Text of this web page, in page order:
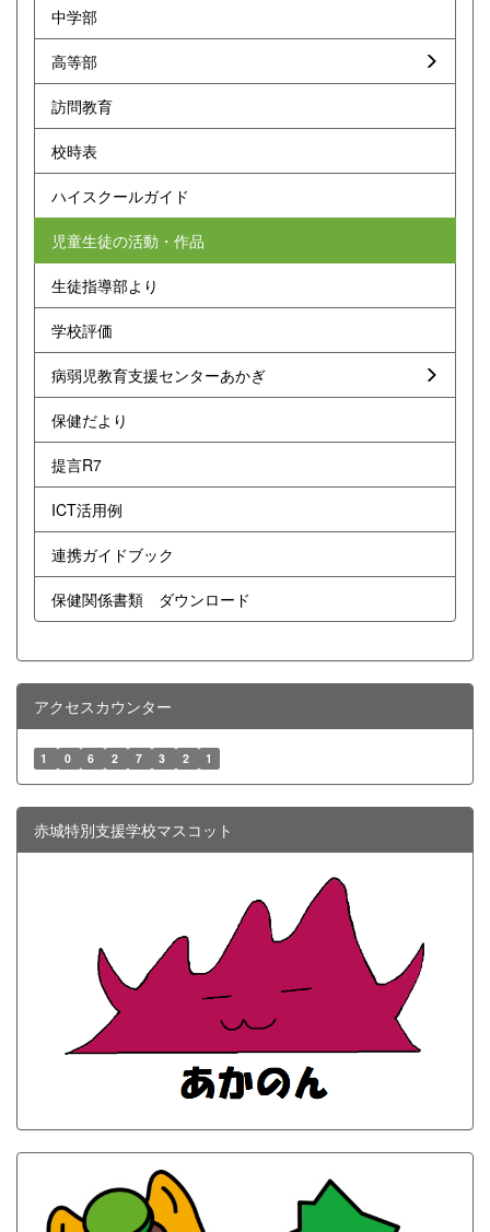
中学部
高等部
訪問教育
校時表
ハイスクールガイド
児童生徒の活動・作品
生徒指導部より
学校評価
病弱児教育支援センターあかぎ
保健だより
提言R7
ICT活用例
連携ガイドブック
保健関係書類 ダウンロード
アクセスカウンター
1 0 6 2 7 3 2 1
赤城特別支援学校マスコット